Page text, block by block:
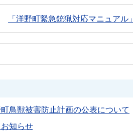
「洋野町緊急銃猟対応マニュアル
町鳥獣被害防止計画の公表について
知らせ